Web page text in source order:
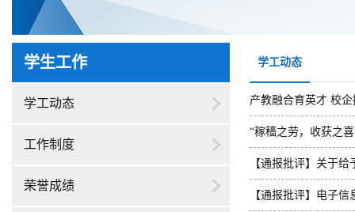
学生工作
学工动态
工作制度
荣誉成绩
学工动态
产教融合育英才 校
有限公司20...
“稼穑之劳，收获之
【通报批评】关于
评的决定
【通报批评】电子